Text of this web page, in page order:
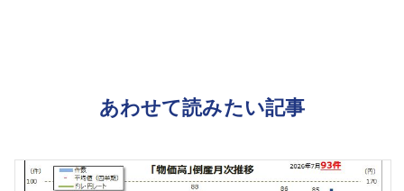
あわせて読みたい記事